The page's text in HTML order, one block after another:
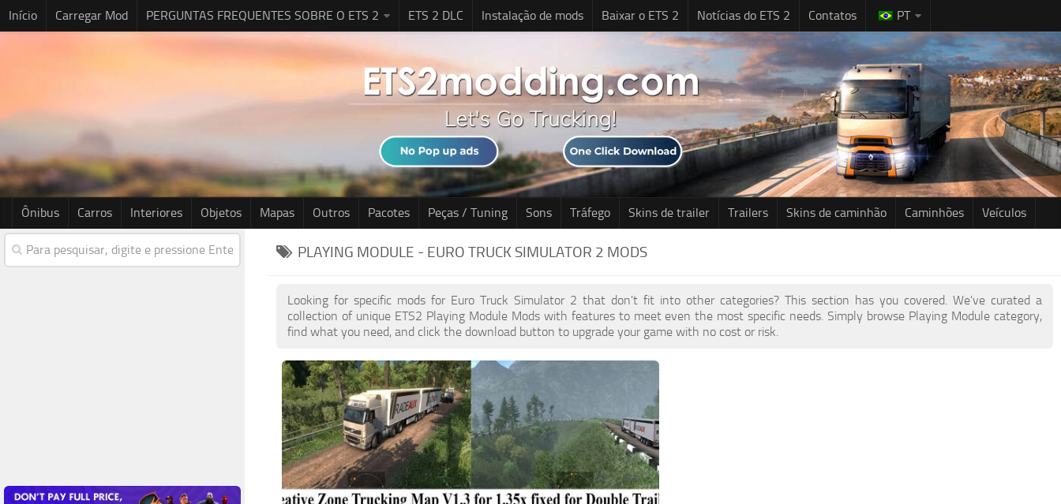
Início Carregar Mod PERGUNTAS FREQUENTES SOBRE O ETS 2 ETS 2 DLC Instalação de mods Baixar o ETS 2 Notícias do ETS 2 Contatos PT
Ônibus Carros Interiores Objetos Mapas Outros Pacotes Peças / Tuning Sons Tráfego Skins de trailer Trailers Skins de caminhão Caminhões Veículos
PLAYING MODULE - EURO TRUCK SIMULATOR 2 MODS
Looking for specific mods for Euro Truck Simulator 2 that don't fit into other categories? This section has you covered. We've curated a
collection of unique ETS2 Playing Module Mods with features to meet even the most specific needs. Simply browse Playing Module category,
find what you need, and click the download button to upgrade your game with no cost or risk.